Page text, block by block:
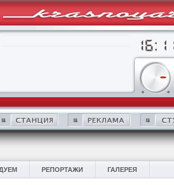
РЕПОРТАЖИ ГАЛЕРЕЯ